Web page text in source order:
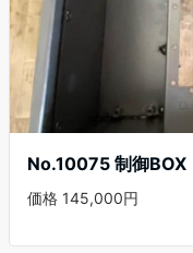
No.10075 制御BOX
価格 145,000円